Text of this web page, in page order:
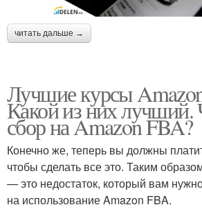
читать дальше →
Лучшие курсы
Какой из них лучший.
сбор на Amazon FBA?
Конечно же, теперь вы должны
чтобы сделать все это. Таким
— это недостаток, который вам
на использование Amazon FBA.